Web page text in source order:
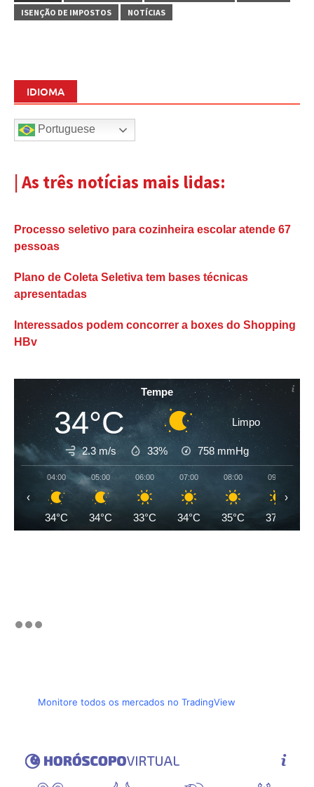
ISENÇÃO DE IMPOSTOS
NOTÍCIAS
IDIOMA
Portuguese
| As três notícias mais lidas:
Processo seletivo para cozinheira escolar atende 67
pessoas
Plano de Coleta Seletiva tem bases técnicas
apresentadas
Interessados podem concorrer a boxes do Shopping
HBv
Tempe
34°C Limpo
2.3 m/s 33% 758 mmHg
04:00
34°C
05:00
34°C
06:00
33°C
07:00
34°C
08:00
35°C
09:00
37°C
‹ ›
Monitore todos os mercados no TradingView